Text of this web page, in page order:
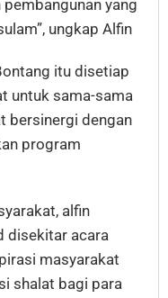
yang
ungkap Alfin
itu disetiap
untuk sama-sama
bersinergi dengan
program
alfin
disekitar acara
masyarakat
shalat bagi para